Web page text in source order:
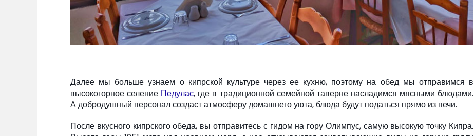
Далее мы больше узнаем о кипрской культуре через ее кухню, поэтому на обед мы отправимся в
высокогорное селение Педулас, где в традиционной семейной таверне насладимся мясными блюдами.
А добродушный персонал создаст атмосферу домашнего уюта, блюда будут податься прямо из печи.
После вкусного кипрского обеда, вы отправитесь с гидом на гору Олимпус, самую высокую точку Кипра.